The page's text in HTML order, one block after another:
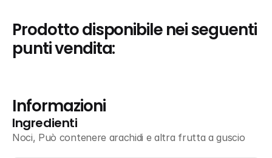
Prodotto disponibile nei seguenti
punti vendita:
Informazioni
Ingredienti
Noci, Può contenere arachidi e altra frutta a guscio